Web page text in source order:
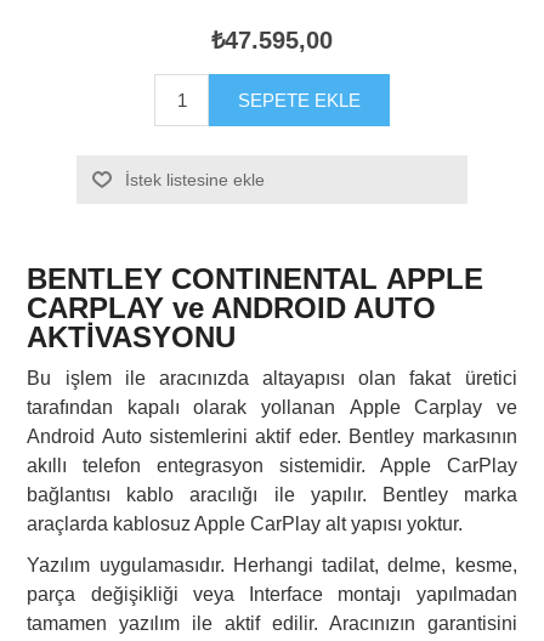
₺47.595,00
SEPETE EKLE
İstek listesine ekle
BENTLEY CONTINENTAL APPLE
CARPLAY ve ANDROID AUTO
AKTİVASYONU
Bu işlem ile aracınızda altayapısı olan fakat üretici
tarafından kapalı olarak yollanan Apple Carplay ve
Android Auto sistemlerini aktif eder. Bentley markasının
akıllı telefon entegrasyon sistemidir. Apple CarPlay
bağlantısı kablo aracılığı ile yapılır. Bentley marka
araçlarda kablosuz Apple CarPlay alt yapısı yoktur.
Yazılım uygulamasıdır. Herhangi tadilat, delme, kesme,
parça değişikliği veya Interface montajı yapılmadan
tamamen yazılım ile aktif edilir. Aracınızın garantisini